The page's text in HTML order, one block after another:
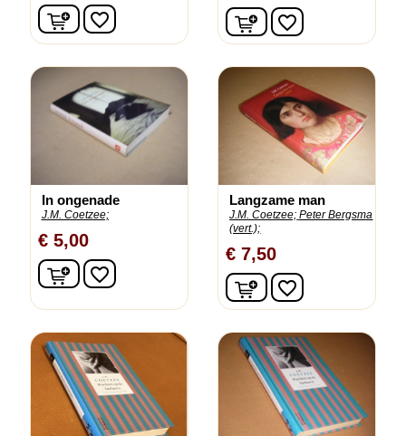
In winkelwagen
favorite_border In winkelwagen
favorite_border
In ongenade
J.M. Coetzee;
€ 5,00
In winkelwagen
favorite_border
Langzame man
J.M. Coetzee; Peter Bergsma
(vert.);
€ 7,50
In winkelwagen
favorite_border